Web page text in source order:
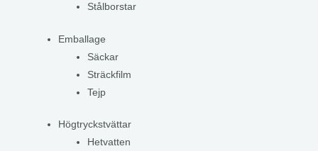
Stålborstar
Emballage
Säckar
Sträckfilm
Tejp
Högtryckstvättar
Hetvatten